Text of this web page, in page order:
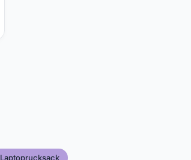
Laptoprucksack